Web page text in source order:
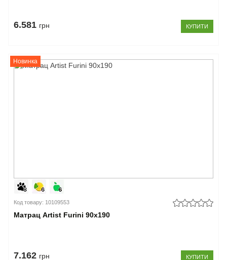
6.581 грн КУПИТИ
Новинка
Код товару: 10109553
Матрац Artist Furini 90x190
7.162 грн КУПИТИ